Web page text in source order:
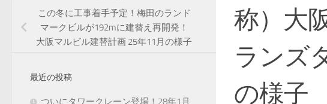
称）大
ランズ
の様子
この冬に工事着手予定！梅田のランド
マークビルが192mに建替え再開発！
大阪マルビル建替計画 25年11月の様子
最近の投稿
ついにタワークレーン登場！28年1月